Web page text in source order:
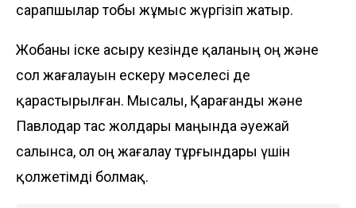
сарапшылар тобы жұмыс жүргізіп жатыр.
Жобаны іске асыру кезінде қаланың оң және
сол жағалауын ескеру мәселесі де
қарастырылған. Мысалы, Қарағанды және
Павлодар тас жолдары маңында әуежай
салынса, ол оң жағалау тұрғындары үшін
қолжетімді болмақ.